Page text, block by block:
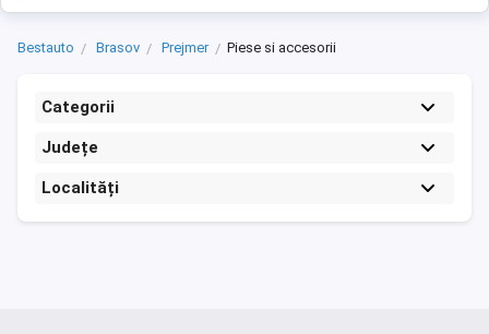
Bestauto Brasov Prejmer Piese si accesorii
Categorii
Județe
Localități